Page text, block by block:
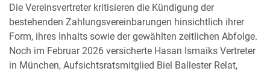
Die Vereinsvertreter kritisieren die Kündigung der
bestehenden Zahlungsvereinbarungen hinsichtlich ihrer
Form, ihres Inhalts sowie der gewählten zeitlichen Abfolge.
Noch im Februar 2026 versicherte Hasan Ismaiks Vertreter
in München, Aufsichtsratsmitglied Biel Ballester Relat,